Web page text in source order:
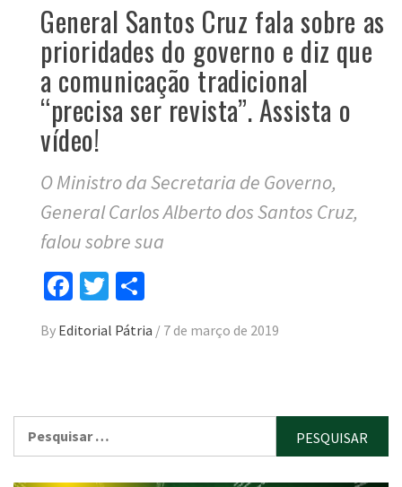
General Santos Cruz fala sobre as
prioridades do governo e diz que
a comunicação tradicional
“precisa ser revista”. Assista o
vídeo!
O Ministro da Secretaria de Governo,
General Carlos Alberto dos Santos Cruz,
falou sobre sua
Facebook
Twitter
By Editorial Pátria / 7 de março de 2019
por: